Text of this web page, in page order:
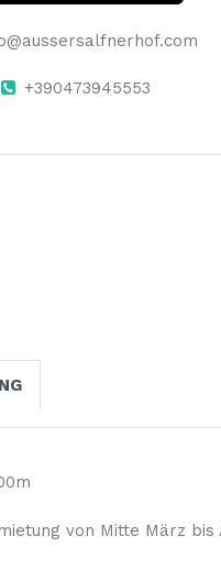
+390473945553
von Mitte März